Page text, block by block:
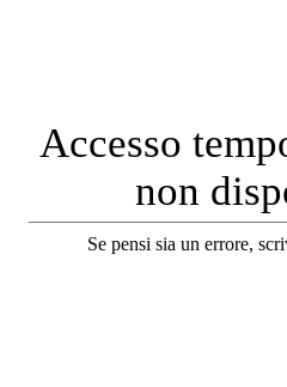
Accesso
non
Se pensi sia un errore,